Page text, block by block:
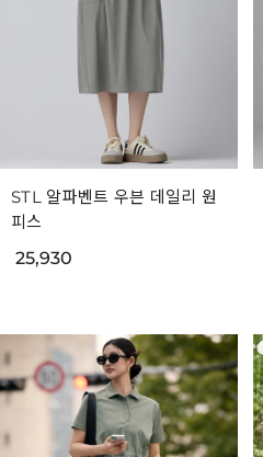
STL 알파벤트 우븐 데일리 원
피스
25,930